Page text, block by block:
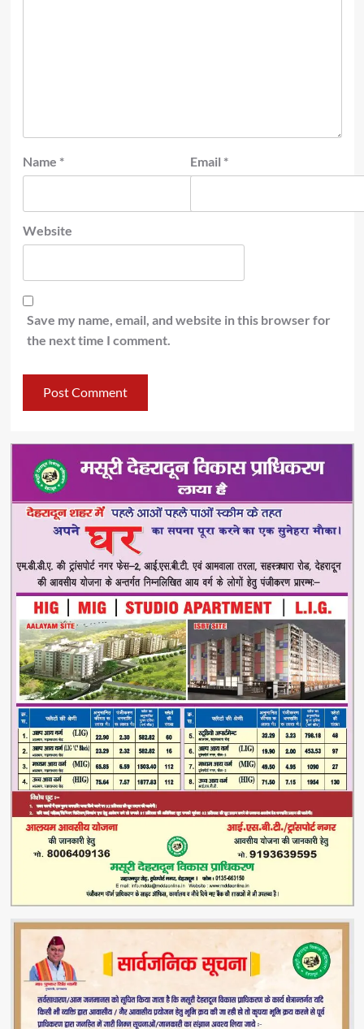
Name * Email *
Website
Save my name, email, and website in this browser for
the next time I comment.